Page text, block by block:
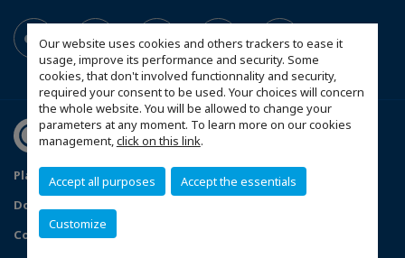
Our website uses cookies and others trackers to ease it
usage, improve its performance and security. Some
cookies, that don't involved functionnality and security,
required your consent to be used. Your choices will concern
the whole website. You will be allowed to change your
parameters at any moment. To learn more on our cookies
management,click on this link.
Accept all purposes Accept the essentials
Customize
Plan du site Statut CCIFER
Mentions légales
Données personnelles
Configurer vos préférences cookies